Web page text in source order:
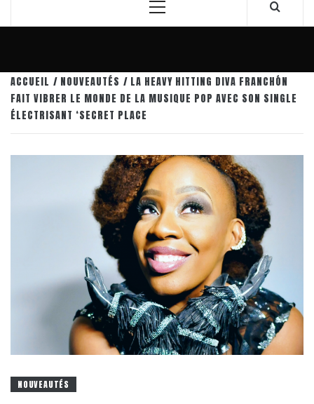
Menu
ACCUEIL NOUVEAUTÉS
LA HEAVY HITTING DIVA FRANCHÓN
FAIT VIBRER LE MONDE DE LA MUSIQUE POP AVEC SON SINGLE
ÉLECTRISANT ‘SECRET PLACE
NOUVEAUTÉS